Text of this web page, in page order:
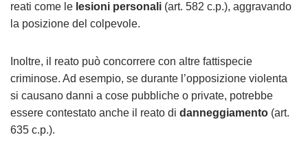
reati come le lesioni personali (art. 582 c.p.), aggravando
la posizione del colpevole.
Inoltre, il reato può concorrere con altre fattispecie
criminose. Ad esempio, se durante l’opposizione violenta
si causano danni a cose pubbliche o private, potrebbe
essere contestato anche il reato di danneggiamento (art.
635 c.p.).